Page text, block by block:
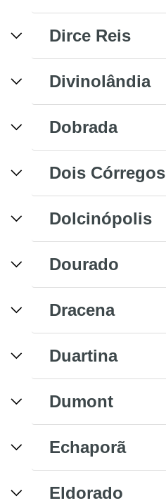
Dirce Reis
Divinolândia
Dobrada
Dois Córregos
Dolcinópolis
Dourado
Dracena
Duartina
Dumont
Echaporã
Eldorado